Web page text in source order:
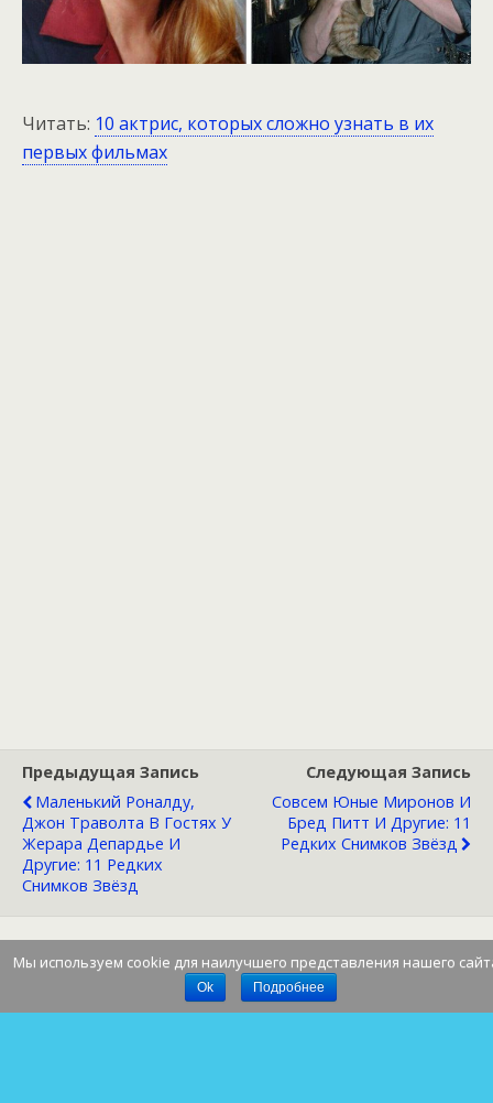
Читать: 10 актрис, которых сложно узнать в их
первых фильмах
Предыдущая Запись
Маленький Роналду,
Джон Траволта В Гостях У
Жерара Депардье И
Другие: 11 Редких
Снимков Звёзд
Следующая Запись
Совсем Юные Миронов И
Бред Питт И Другие: 11
Редких Снимков Звёзд
Мы используем cookie для наилучшего представления нашего
Ok Подробнее
Наверх